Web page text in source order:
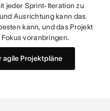
jeder Sprint-Iteration zu
Ausrichtung kann das
kann, und das Projekt
voranbringen.
agile Projektpläne